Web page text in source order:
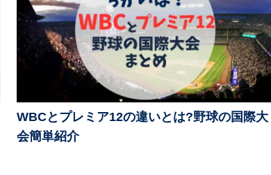
WBCとプレミア12の違いとは?野球の国際大
会簡単紹介